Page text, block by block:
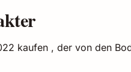
kaufen , der von den